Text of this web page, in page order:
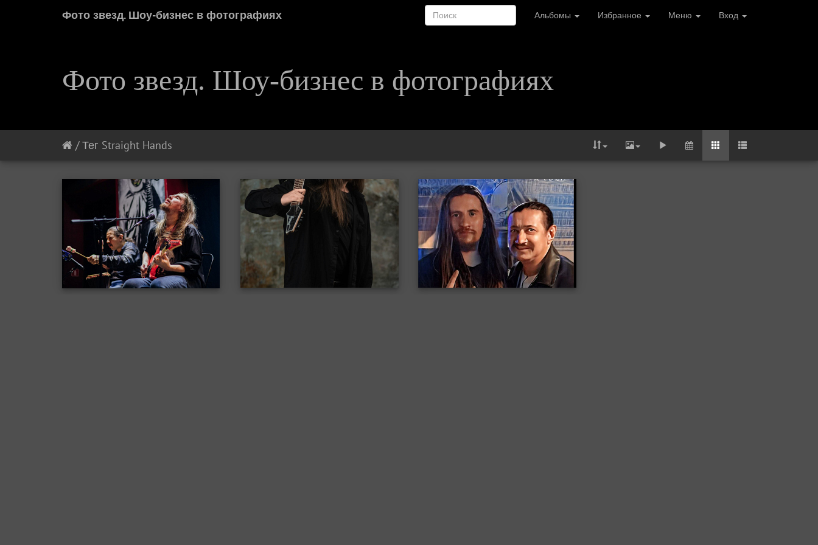
Фото звезд. Шоу-бизнес в фотографиях Альбомы Избранное Меню Вход
Фото звезд. Шоу-бизнес в фотографиях
/Тег Straight Hands